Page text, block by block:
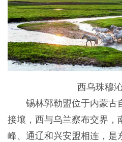
西乌珠穆
锡林郭勒盟位于内蒙古
接壤，西与乌兰察布交界，
峰、通辽和兴安盟相连，是